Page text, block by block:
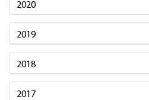
2020
2019
2018
2017